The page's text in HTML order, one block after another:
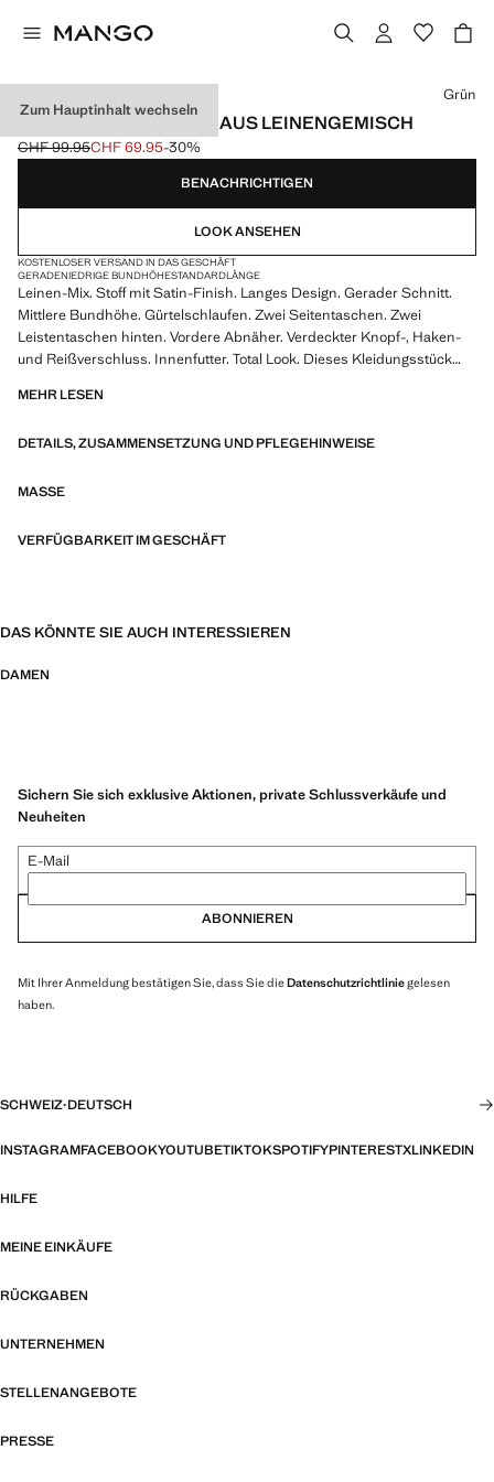
Zum Hauptinhalt wechseln
GERADE ANZUGHOSE AUS LEINENGEMISCH
Ausgangspreis durchgestrichen [CHF 99.95 ]
CHF 99.95
Aktueller Preis [CHF 69.95 ]
CHF 69.95-30%
Wählen Sie eine Farbe
Grün
BENACHRICHTIGEN
LOOK ANSEHEN
KOSTENLOSER VERSAND IN DAS GESCHÄFT
GERADENIEDRIGE BUNDHÖHESTANDARDLÄNGE
Leinen-Mix. Stoff mit Satin-Finish. Langes Design. Gerader Schnitt.
Mittlere Bundhöhe. Gürtelschlaufen. Zwei Seitentaschen. Zwei
Leistentaschen hinten. Vordere Abnäher. Verdeckter Knopf-, Haken-
und Reißverschluss. Innenfutter. Total Look. Dieses Kleidungsstück
perfekten Gästin bei jeder Party, Hochzeit oder Zeremonie zu machen.
MEHR LESEN
DETAILS, ZUSAMMENSETZUNG UND PFLEGEHINWEISE
MASSE
VERFÜGBARKEIT IM GESCHÄFT
DAS KÖNNTE SIE AUCH INTERESSIEREN
DAMEN
Sichern Sie sich exklusive Aktionen, private Schlussverkäufe und
Neuheiten
E-Mail
ABONNIEREN
Mit Ihrer Anmeldung bestätigen Sie, dass Sie dieDatenschutzrichtliniegelesen
haben.
SCHWEIZ·DEUTSCH
INSTAGRAMFACEBOOKYOUTUBETIKTOKSPOTIFYPINTERESTXLINKEDIN
HILFE
MEINE EINKÄUFE
RÜCKGABEN
UNTERNEHMEN
STELLENANGEBOTE
PRESSE